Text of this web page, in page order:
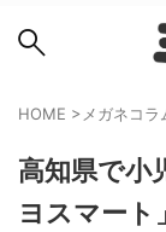
HOME > メガネコラ
高知県で小
ヨスマート